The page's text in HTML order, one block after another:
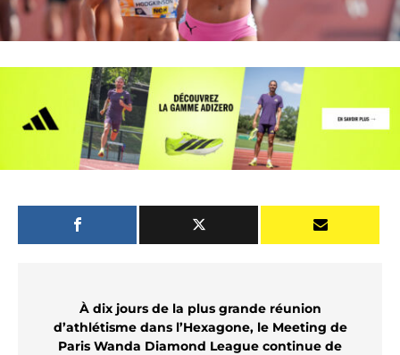
À dix jours de la plus grande réunion
d’athlétismedans l’Hexagone, le Meeting de
Paris Wanda Diamond League continue de